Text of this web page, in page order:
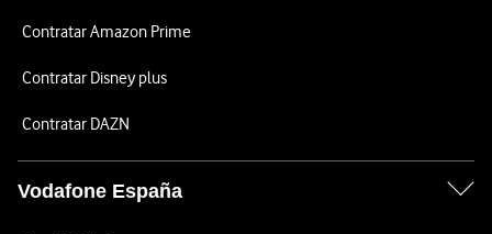
Contratar Amazon Prime
Contratar Disney plus
Contratar DAZN
Vodafone España